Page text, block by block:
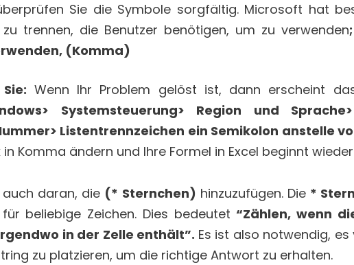
Sie die Symbole sorgfältig. Microsoft hat
trennen, die Benutzer benötigen, um zu verwenden
(Komma)
Wenn Ihr Problem gelöst ist, dann erscheint
Systemsteuerung> Region und
Listentrennzeichen ein Semikolon anstelle
Komma ändern und Ihre Formel in Excel beginnt
auch daran, die (* Sternchen) hinzuzufügen. Die *
beliebige Zeichen. Dies bedeutet “Zählen, wenn
in der Zelle enthält”. Es ist also notwendig,
zu platzieren, um die richtige Antwort zu erhalten.